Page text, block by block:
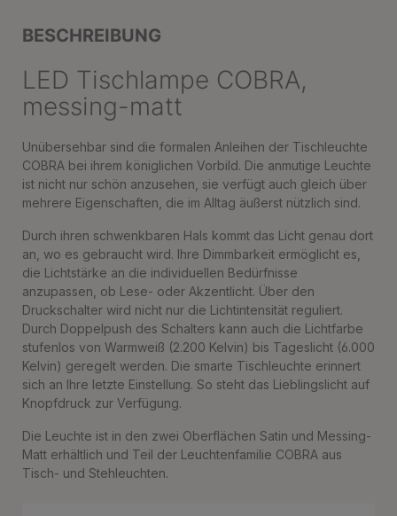
BESCHREIBUNG
LED Tischlampe COBRA,
messing-matt
Unübersehbar sind die formalen Anleihen der Tischleuchte
COBRA bei ihrem königlichen Vorbild. Die anmutige Leuchte
ist nicht nur schön anzusehen, sie verfügt auch gleich über
mehrere Eigenschaften, die im Alltag äußerst nützlich sind.
Durch ihren schwenkbaren Hals kommt das Licht genau dort
an, wo es gebraucht wird. Ihre Dimmbarkeit ermöglicht es,
die Lichtstärke an die individuellen Bedürfnisse
anzupassen, ob Lese- oder Akzentlicht. Über den
Druckschalter wird nicht nur die Lichtintensität reguliert.
Durch Doppelpush des Schalters kann auch die Lichtfarbe
stufenlos von Warmweiß (2.200 Kelvin) bis Tageslicht (6.000
Kelvin) geregelt werden. Die smarte Tischleuchte erinnert
sich an Ihre letzte Einstellung. So steht das Lieblingslicht auf
Knopfdruck zur Verfügung.
Die Leuchte ist in den zwei Oberflächen Satin und Messing-
Matt erhältlich und Teil der Leuchtenfamilie COBRA aus
Tisch- und Stehleuchten.